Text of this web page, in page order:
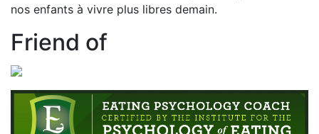
nos enfants à vivre plus libres demain.
Friend of